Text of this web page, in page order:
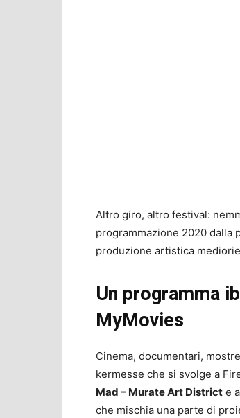
Altro giro, altro festival:
programmazione 2020 dalla
produzione artistica
Un programma
MyMovies
Cinema, documentari,
kermesse che si svolge a
Mad – Murate Art District e
che mischia una parte di